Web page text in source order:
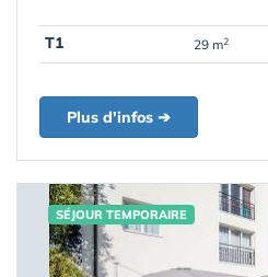
T1 29 m2
Plus d'infos ➔
SÉJOUR TEMPORAIRE